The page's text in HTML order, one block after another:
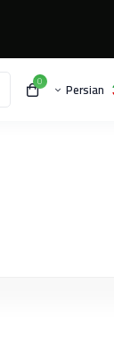
Persian
0